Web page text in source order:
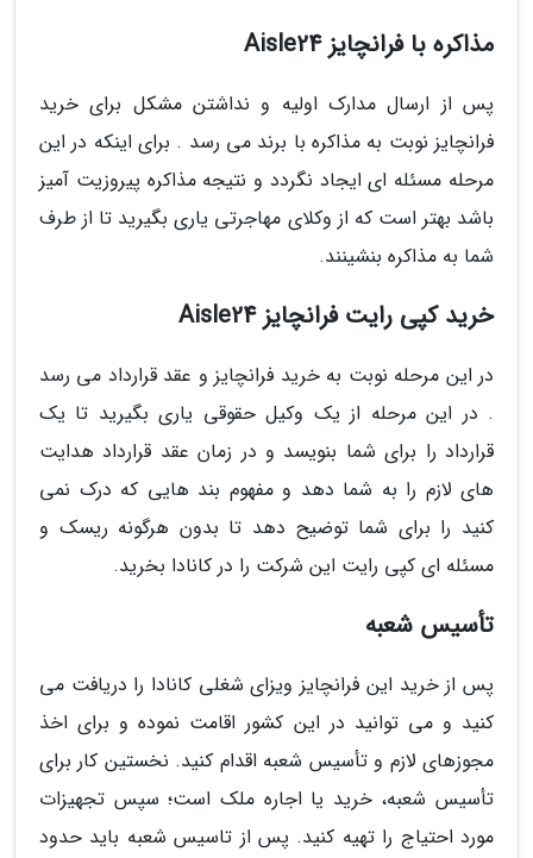
مذاکره با فرانچایز Aisle24
پس از ارسال مدارک اولیه و نداشتن مشکل برای خرید
فرانچایز نوبت به مذاکره با برند می رسد . برای اینکه در این
مرحله مسئله ای ایجاد نگردد و نتیجه مذاکره پیروزیت آمیز
باشد بهتر است که از وکلای مهاجرتی یاری بگیرید تا از طرف
شما به مذاکره بنشینند.
خرید کپی رایت فرانچایز Aisle24
در این مرحله نوبت به خرید فرانچایز و عقد قرارداد می رسد
. در این مرحله از یک وکیل حقوقی یاری بگیرید تا یک
قرارداد را برای شما بنویسد و در زمان عقد قرارداد هدایت
های لازم را به شما دهد و مفهوم بند هایی که درک نمی
کنید را برای شما توضیح دهد تا بدون هرگونه ریسک و
مسئله ای کپی رایت این شرکت را در کانادا بخرید.
تأسیس شعبه
پس از خرید این فرانچایز ویزای شغلی کانادا را دریافت می
کنید و می توانید در این کشور اقامت نموده و برای اخذ
مجوزهای لازم و تأسیس شعبه اقدام کنید. نخستین کار برای
تأسیس شعبه، خرید یا اجاره ملک است؛ سپس تجهیزات
مورد احتیاج را تهیه کنید. پس از تاسیس شعبه باید حدود